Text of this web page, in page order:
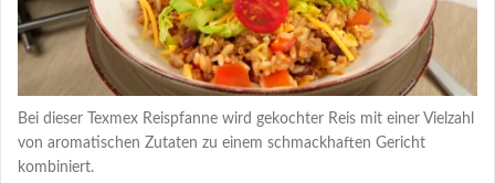
Bei dieser Texmex Reispfanne wird gekochter Reis mit einer Vielzahl
von aromatischen Zutaten zu einem schmackhaften Gericht
kombiniert.